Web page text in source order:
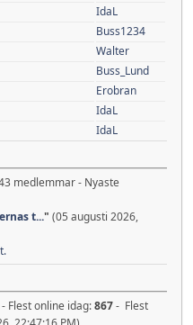
IdaL
Buss1234
Walter
Buss_Lund
Erobran
IdaL
IdaL
medlemmar - Nyaste
t..." (05 augusti 2026,
Flest online idag:867- Flest